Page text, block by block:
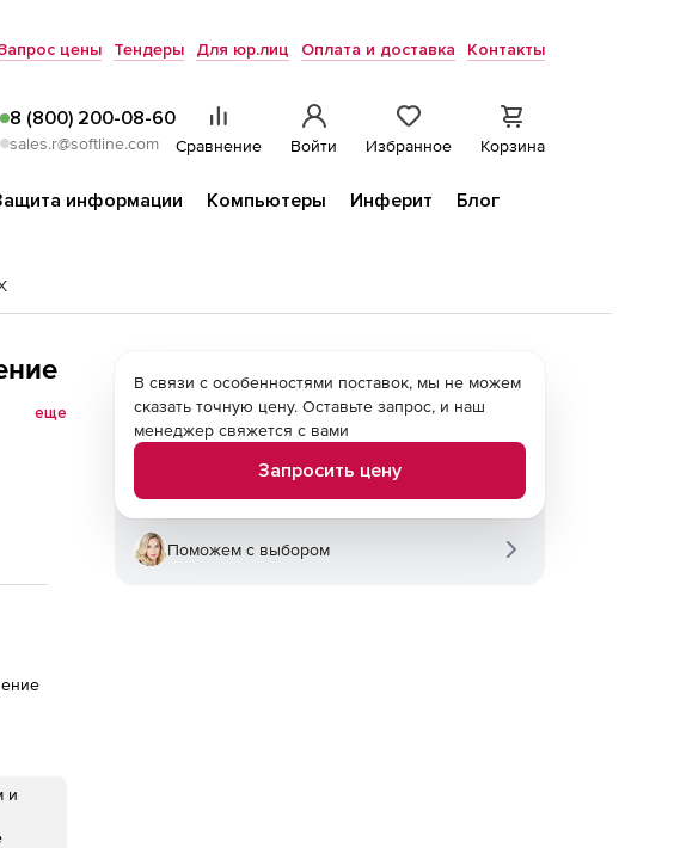
цены Тендеры Для юр.лиц Оплата и доставка Контакты
8 (800) 200-08-60
sales.r@softline.com Сравнение Войти Избранное Корзина
информации Компьютеры Инферит
Блог
еще
и
В связи с особенностями поставок, мы не можем
сказать точную цену. Оставьте запрос, и наш
менеджер свяжется с вами
Запросить цену
Поможем с выбором